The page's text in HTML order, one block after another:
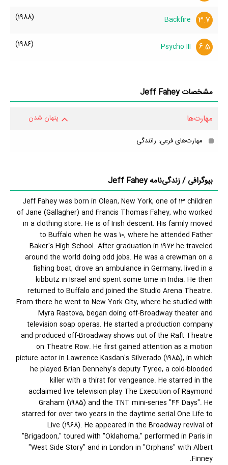
3.7
Backfire
(1988)
6.5
Psycho III
(1986)
مشخصات Jeff Fahey
مهارت‌ها پنهان شدن
مهارت‌های فرعی: رانندگی
بیوگرافی / زندگی‌نامه Jeff Fahey
Jeff Fahey was born in Olean, New York, one of 13 children
of Jane (Gallagher) and Francis Thomas Fahey, who worked
in a clothing store. He is of Irish descent. His family moved
to Buffalo when he was 10, where he attended Father
Baker's High School. After graduation in 1972 he traveled
around the world doing odd jobs. He was a crewman on a
fishing boat, drove an ambulance in Germany, lived in a
kibbutz in Israel and spent some time in India. He then
returned to Buffalo and joined the Studio Arena Theatre.
From there he went to New York City, where he studied with
Myra Rastova, began doing off-Broadway theater and
television soap operas. He started a production company
and produced off-Broadway shows out of the Raft Theatre
on Theatre Row. He first gained attention as a motion
picture actor in Lawrence Kasdan's Silverado (1985), in which
he played Brian Dennehy's deputy Tyree, a cold-blooded
killer with a thirst for vengeance. He starred in the
acclaimed live television play The Execution of Raymond
Graham (1985) and the TNT mini-series "44 Days". He
starred for over two years in the daytime serial One Life to
Live (1968). He appeared in the Broadway revival of
"Brigadoon," toured with "Oklahoma," performed in Paris in
"West Side Story" and in London in "Orphans" with Albert
Finney.